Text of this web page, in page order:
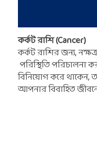
কর্কট রাশি (Cancer)
কর্কট রাশির জন্য,
পরিস্থিতি পরিচালনা
বিনিয়োগ করে
আপনার বিবাহিত